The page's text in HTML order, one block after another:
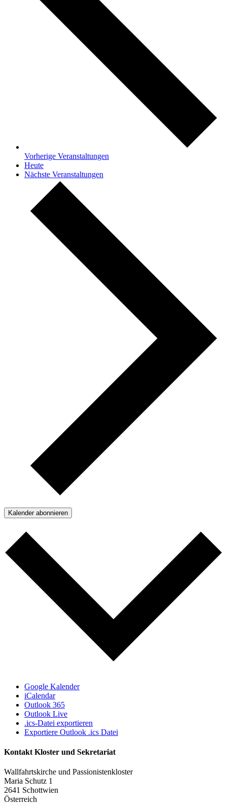
Vorherige Veranstaltungen
Heute
Nächste Veranstaltungen
Kalender abonnieren
Google Kalender
iCalendar
Outlook 365
Outlook Live
.ics-Datei exportieren
Exportiere Outlook .ics Datei
Kontakt Kloster und Sekretariat
Wallfahrtskirche und Passionistenkloster
Maria Schutz 1
2641 Schottwien
Österreich